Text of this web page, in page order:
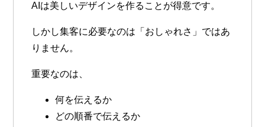
AIは美しいデザインを作ることが得意です。
しかし集客に必要なのは「おしゃれさ」ではあ
りません。
重要なのは、
何を伝えるか
どの順番で伝えるか